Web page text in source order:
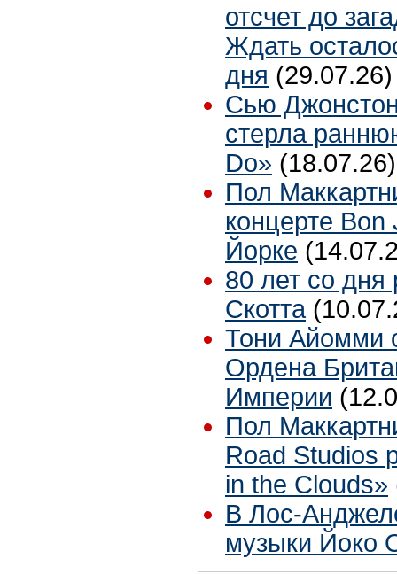
отсчет до
Ждать
дня (29.07.26)
Сью
стерла
Do» (18.07.26)
Пол
концерте
Йорке
80 лет со
Скотта
Тони Айомми
Ордена
Империи
Пол
Road Studios
in the Clouds»
В Лос-
музыки Йоко